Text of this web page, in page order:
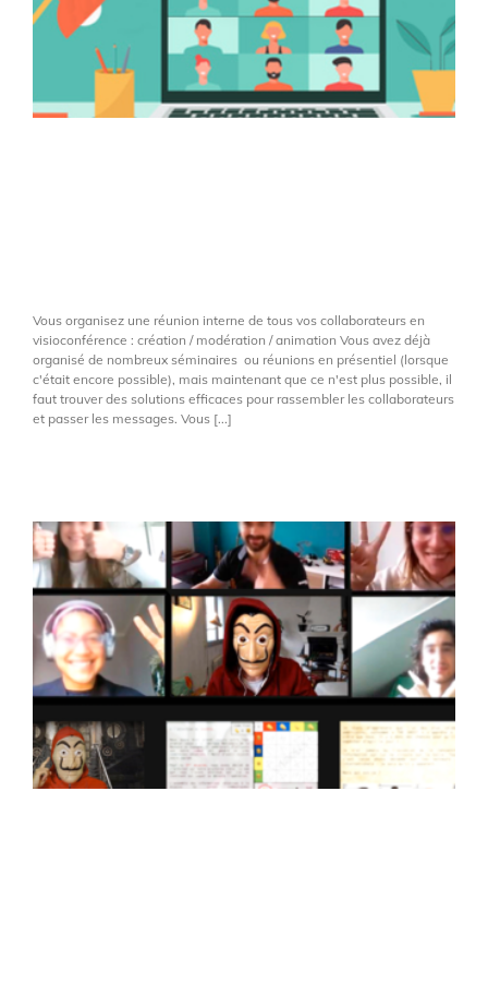
Vous organisez une réunion interne de tous vos collaborateurs en
visioconférence : création / modération / animation Vous avez déjà
organisé de nombreux séminaires ou réunions en présentiel (lorsque
c'était encore possible), mais maintenant que ce n'est plus possible, il
faut trouver des solutions efficaces pour rassembler les collaborateurs
et passer les messages. Vous [...]